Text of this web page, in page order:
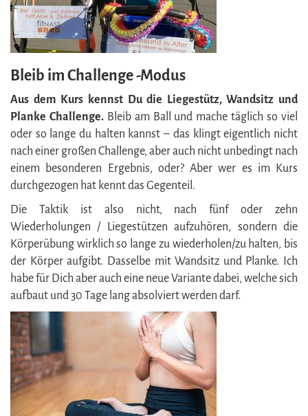
Bleib im Challenge -Modus
Aus dem Kurs kennst Du die Liegestütz, Wandsitz und
Planke Challenge. Bleib am Ball und mache täglich so viel
oder so lange du halten kannst – das klingt eigentlich nicht
nach einer großen Challenge, aber auch nicht unbedingt nach
einem besonderen Ergebnis, oder? Aber wer es im Kurs
durchgezogen hat kennt das Gegenteil.
Die Taktik ist also nicht, nach fünf oder zehn
Wiederholungen / Liegestützen aufzuhören, sondern die
Körperübung wirklich so lange zu wiederholen/zu halten, bis
der Körper aufgibt. Dasselbe mit Wandsitz und Planke. Ich
habe für Dich aber auch eine neue Variante dabei, welche sich
aufbaut und 30 Tage lang absolviert werden darf.